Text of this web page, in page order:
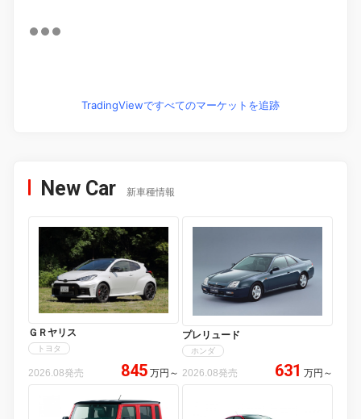
TradingViewですべてのマーケットを追跡
New Car 新車種情報
ＧＲヤリス
トヨタ
2026.08発売 845 万円 ～
プレリュード
ホンダ
2026.08発売 631 万円 ～